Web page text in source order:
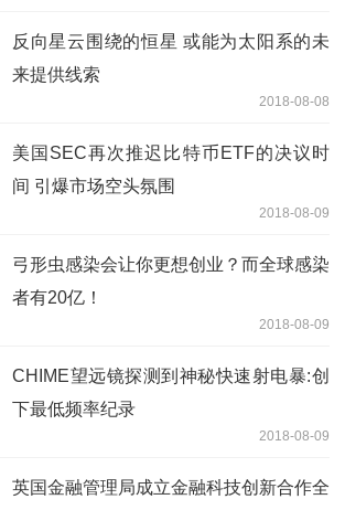
反向星云围绕的恒星 或能为太阳系的未
来提供线索
2018-08-08
美国SEC再次推迟比特币ETF的决议时
间 引爆市场空头氛围
2018-08-09
弓形虫感染会让你更想创业？而全球感染
者有20亿！
2018-08-09
CHIME望远镜探测到神秘快速射电暴:创
下最低频率纪录
2018-08-09
英国金融管理局成立金融科技创新合作全